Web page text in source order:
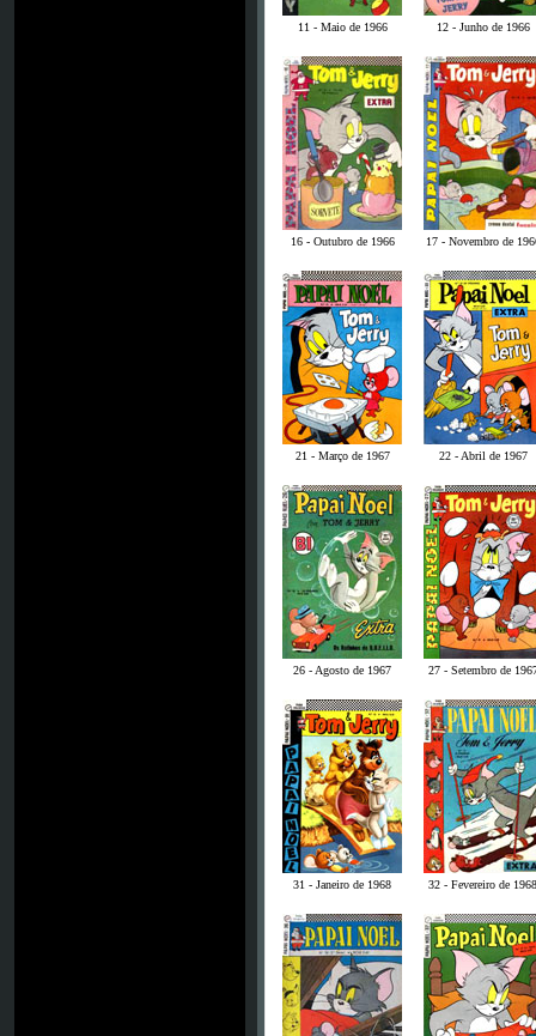
11 - Maio de 1966 12 - Junho de 1966
16 - Outubro de 1966 17 - Novembro de
21 - Março de 1967 22 - Abril de 1967
26 - Agosto de 1967 27 - Setembro de
31 - Janeiro de 1968 32 - Fevereiro de 1968